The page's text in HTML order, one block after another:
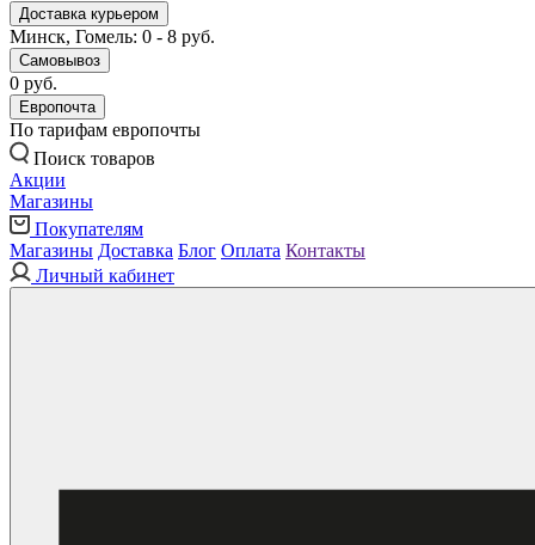
Доставка курьером
Минск, Гомель: 0 - 8 руб.
Самовывоз
0 руб.
Европочта
По тарифам европочты
Поиск товаров
Акции
Магазины
Покупателям
Магазины Доставка Блог Оплата Контакты
Личный кабинет